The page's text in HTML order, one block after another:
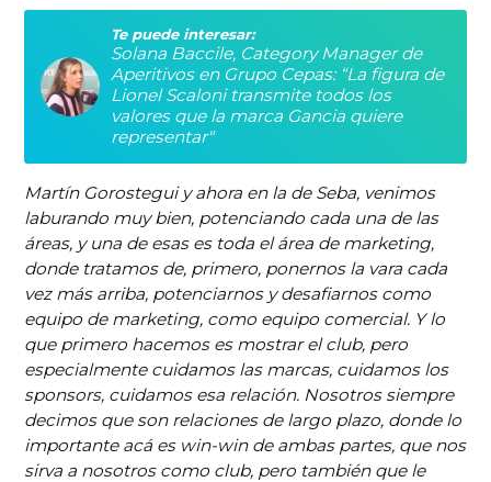
Te puede interesar:
Solana Baccile, Category Manager de
Aperitivos en Grupo Cepas: “La figura de
Lionel Scaloni transmite todos los
valores que la marca Gancia quiere
representar"
Martín Gorostegui y ahora en la de Seba, venimos
laburando muy bien, potenciando cada una de las
áreas, y una de esas es toda el área de marketing,
donde tratamos de, primero, ponernos la vara cada
vez más arriba, potenciarnos y desafiarnos como
equipo de marketing, como equipo comercial. Y lo
que primero hacemos es mostrar el club, pero
especialmente cuidamos las marcas, cuidamos los
sponsors, cuidamos esa relación. Nosotros siempre
decimos que son relaciones de largo plazo, donde lo
importante acá es win-win de ambas partes, que nos
sirva a nosotros como club, pero también que le